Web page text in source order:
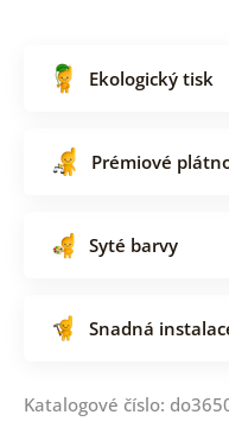
Ekologický tisk
Prémiové
Syté barvy
Snadná
Katalogové číslo: